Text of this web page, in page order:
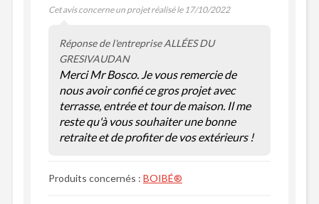
Cet avis concerne un projet réalisé le 17/10/2022
Réponse de l'entreprise ALLÉES DU
GRESIVAUDAN
Merci Mr Bosco. Je vous remercie de
nous avoir confié ce gros projet avec
terrasse, entrée et tour de maison. Il me
reste qu'à vous souhaiter une bonne
retraite et de profiter de vos extérieurs !
Produits concernés : BOIBÉ®